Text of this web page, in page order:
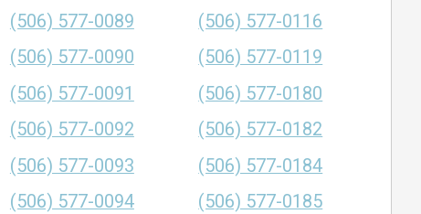
(506) 577-0089
(506) 577-0090
(506) 577-0091
(506) 577-0092
(506) 577-0093
(506) 577-0094
(506) 577-0116
(506) 577-0119
(506) 577-0180
(506) 577-0182
(506) 577-0184
(506) 577-0185